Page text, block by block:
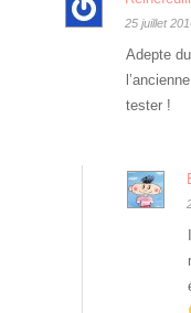
25 juillet
Adepte
tester !